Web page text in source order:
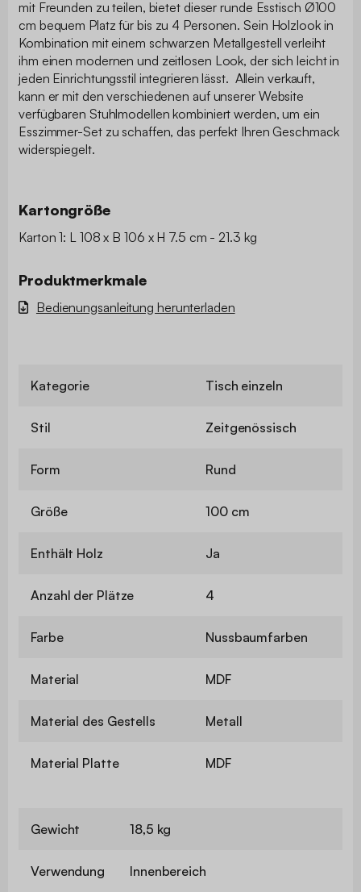
mit Freunden zu teilen, bietet dieser runde Esstisch Ø100
cm bequem Platz für bis zu 4 Personen. Sein Holzlook in
Kombination mit einem schwarzen Metallgestell verleiht
ihm einen modernen und zeitlosen Look, der sich leicht in
jeden Einrichtungsstil integrieren lässt. Allein verkauft,
kann er mit den verschiedenen auf unserer Website
verfügbaren Stuhlmodellen kombiniert werden, um ein
Esszimmer-Set zu schaffen, das perfekt Ihren Geschmack
widerspiegelt.
Kartongröße
Karton 1: L 108 x B 106 x H 7.5 cm - 21.3 kg
Produktmerkmale
Bedienungsanleitung herunterladen
Kategorie Tisch einzeln
Stil Zeitgenössisch
Form Rund
Größe 100 cm
Enthält Holz Ja
Anzahl der Plätze 4
Farbe Nussbaumfarben
Material MDF
Material des Gestells Metall
Material Platte MDF
Gewicht 18,5 kg
Verwendung Innenbereich